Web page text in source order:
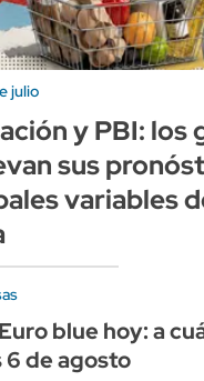
julio
y PBI: los
sus
variables
blue hoy: a
de agosto